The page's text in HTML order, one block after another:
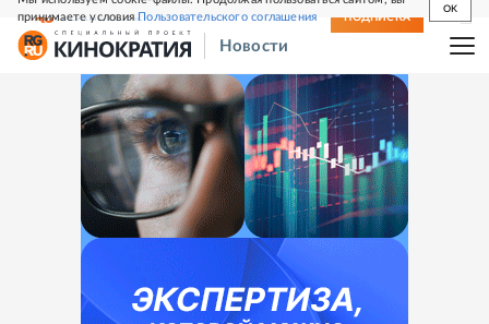
принимаете условияПользовательского соглашения
OK
СВЕЖИЙ НОМЕР ПОДПИСКА
Новости